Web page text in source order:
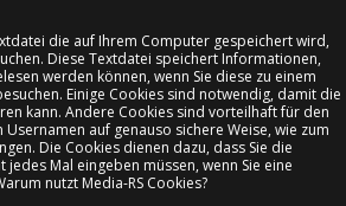
die auf Ihrem Computer gespeichert wird,
Diese Textdatei speichert Informationen,
werden können, wenn Sie diese zu einem
Einige Cookies sind notwendig, damit die
kann. Andere Cookies sind vorteilhaft für den
auf genauso sichere Weise, wie zum
Die Cookies dienen dazu, dass Sie die
Mal eingeben müssen, wenn Sie eine
nutzt Media-RS Cookies?